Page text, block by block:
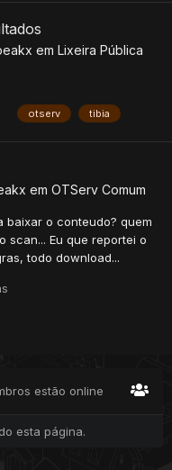
em Lixeira Pública
otserv tibia
em OTServ Comum
baixar o conteudo? quem
scan... Eu que reportei o
todo download...
estão online
esta página.